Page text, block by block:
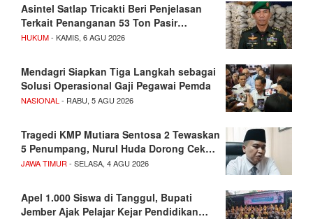
Asintel Satlap Tricakti Beri Penjelasan
Terkait Penanganan 53 Ton Pasir…
HUKUM- KAMIS, 6 AGU 2026
Mendagri Siapkan Tiga Langkah sebagai
Solusi Operasional Gaji Pegawai Pemda
NASIONAL - RABU, 5 AGU 2026
Tragedi KMP Mutiara Sentosa 2 Tewaskan
5 Penumpang, Nurul Huda Dorong Cek…
JAWA TIMUR - SELASA, 4 AGU 2026
Apel 1.000 Siswa di Tanggul, Bupati
Jember Ajak Pelajar Kejar Pendidikan…